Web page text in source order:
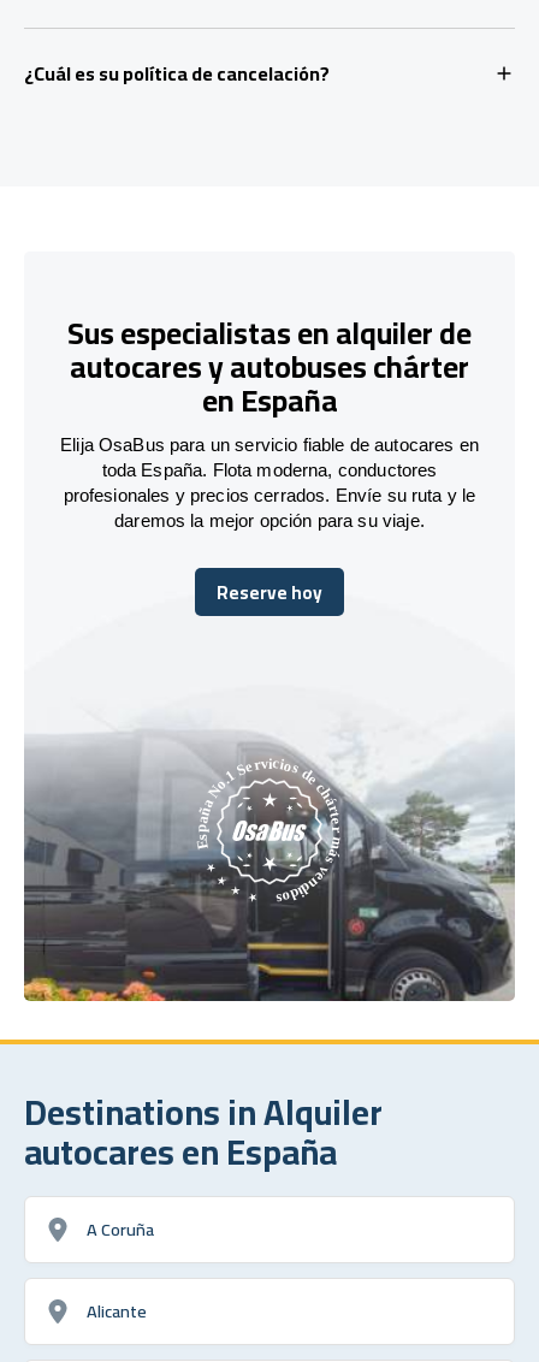
¿Cuál es su política de cancelación?
Sus especialistas en alquiler de
autocares y autobuses chárter
en España
Elija OsaBus para un servicio fiable de autocares en
toda España. Flota moderna, conductores
profesionales y precios cerrados. Envíe su ruta y le
daremos la mejor opción para su viaje.
Reserve hoy
Reserve hoy
Destinations in Alquiler
autocares en España
A Coruña
Alicante